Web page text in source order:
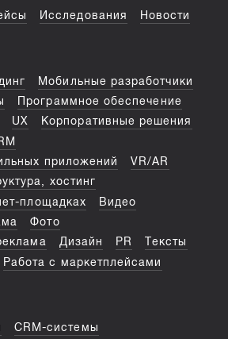
Исследования Новости
Мобильные разработчики
Программное обеспечение
UX
Корпоративные решения
приложений
VR/AR
хостинг
площадках
Видео
Фото
Дизайн PR
Тексты
Работа с маркетплейсами
CRM-системы